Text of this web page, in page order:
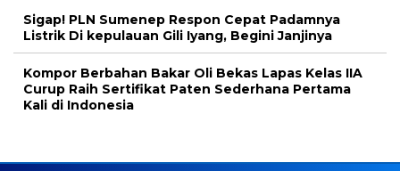
Sigap! PLN Sumenep Respon Cepat Padamnya
Listrik Di kepulauan Gili Iyang, Begini Janjinya
Kompor Berbahan Bakar Oli Bekas Lapas Kelas IIA
Curup Raih Sertifikat Paten Sederhana Pertama
Kali di Indonesia